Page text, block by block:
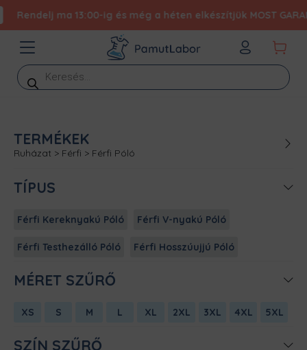
Rendelj ma 13:00-ig és még a héten elkészítjük MOST
Products
search
TERMÉKEK
Ruházat > Férfi > Férfi Póló
TÍPUS
Férfi Kereknyakú Póló Férfi V-nyakú Póló
Férfi Testhezálló Póló Férfi Hosszúujjú Póló
MÉRET SZŰRŐ
XS S M L XL 2XL 3XL 4XL 5XL
SZÍN SZŰRŐ